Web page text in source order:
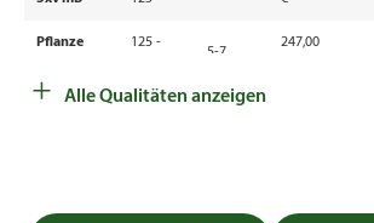
Pflanze
125 -
5-7
247,00
Pflanze
150 -
+ Alle Qualitäten anzeigen